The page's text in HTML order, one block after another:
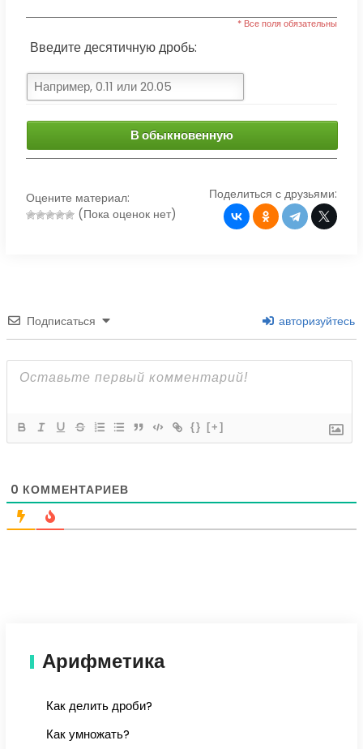
* Все поля обязательны
Введите десятичную дробь:
В обыкновенную
Оцените материал:
(Пока оценок нет)
Поделиться с друзьями:
Подписаться авторизуйтесь
{} [+]
0 КОММЕНТАРИЕВ
Арифметика
Как делить дроби?
Как умножать?